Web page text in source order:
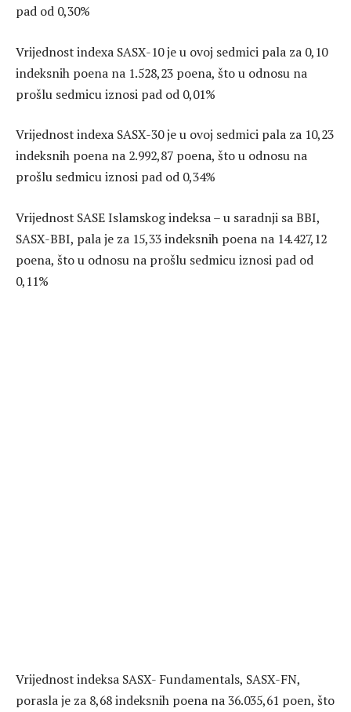
pad od 0,30%
Vrijednost indexa SASX-10 je u ovoj sedmici pala za 0,10
indeksnih poena na 1.528,23 poena, što u odnosu na
prošlu sedmicu iznosi pad od 0,01%
Vrijednost indexa SASX-30 je u ovoj sedmici pala za 10,23
indeksnih poena na 2.992,87 poena, što u odnosu na
prošlu sedmicu iznosi pad od 0,34%
Vrijednost SASE Islamskog indeksa – u saradnji sa BBI,
SASX-BBI, pala je za 15,33 indeksnih poena na 14.427,12
poena, što u odnosu na prošlu sedmicu iznosi pad od
0,11%
Vrijednost indeksa SASX- Fundamentals, SASX-FN,
porasla je za 8,68 indeksnih poena na 36.035,61 poen, što